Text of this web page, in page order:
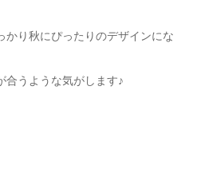
かり秋にぴったりのデザインにな
合うような気がします♪